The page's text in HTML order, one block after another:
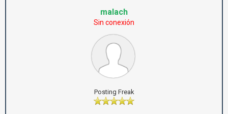
malach
Sin conexión
Posting Freak